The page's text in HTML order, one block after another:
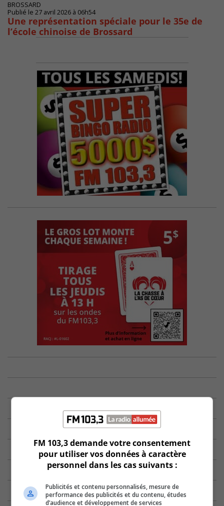
BROSSARD
Publié le 27 avril 2026 à 06h54
Une représentation spéciale pour le 35e de
l’école chinoise de Brossard
FM 103,3 demande votre consentement
pour utiliser vos données à caractère
personnel dans les cas suivants :
Publicités et contenu personnalisés, mesure de
performance des publicités et du contenu, études
d’audience et développement de services